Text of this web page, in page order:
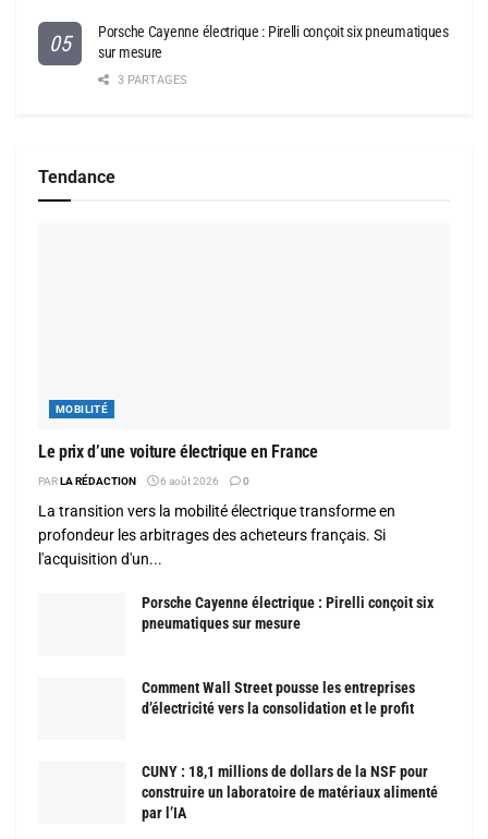
Porsche Cayenne électrique : Pirelli conçoit six pneumatiques
sur mesure
3 PARTAGES
Tendance
MOBILITÉ
Le prix d’une voiture électrique en France
PARLA RÉDACTION 6 août 2026 0
La transition vers la mobilité électrique transforme en
profondeur les arbitrages des acheteurs français. Si
l'acquisition d'un...
Porsche Cayenne électrique : Pirelli conçoit six
pneumatiques sur mesure
Comment Wall Street pousse les entreprises
d’électricité vers la consolidation et le profit
CUNY : 18,1 millions de dollars de la NSF pour
construire un laboratoire de matériaux alimenté
par l’IA